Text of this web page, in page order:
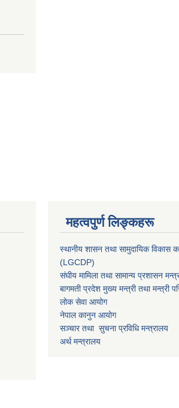
महत्वपुर्ण लिङ्कहरू
स्थानीय शासन तथा सामुदायिक विकास
(LGCDP)
संघीय मामिला तथा सामान्य प्रशासन
बागमती प्रदेश मुख्य मन्त्री तथा मन्त्री
लोक सेवा आयोग
नेपाल कानुन आयोग
सञ्चार तथा सुचना प्रविधि मन्त्रालय
अर्थ मन्त्रालय